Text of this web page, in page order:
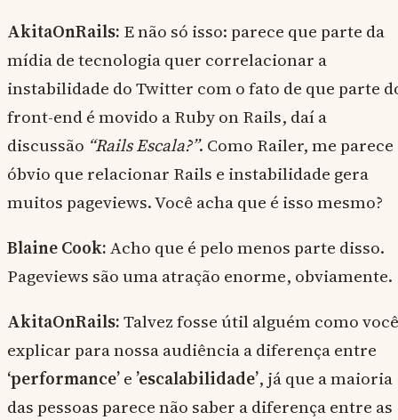
AkitaOnRails: E não só isso: parece que parte da
mídia de tecnologia quer correlacionar a
instabilidade do Twitter com o fato de que parte
front-end é movido a Ruby on Rails, daí a
discussão “Rails Escala?”. Como Railer, me parece
óbvio que relacionar Rails e instabilidade gera
muitos pageviews. Você acha que é isso mesmo?
Blaine Cook:Acho que é pelo menos parte disso.
Pageviews são uma atração enorme, obviamente.
AkitaOnRails:Talvez fosse útil alguém como você
explicar para nossa audiência a diferença entre
‘performance’e’escalabilidade’, já que a maioria
das pessoas parece não saber a diferença entre as